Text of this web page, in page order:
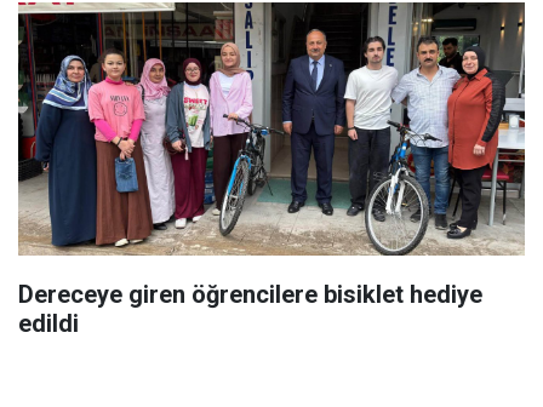
Dereceye giren öğrencilere bisiklet hediye
edildi